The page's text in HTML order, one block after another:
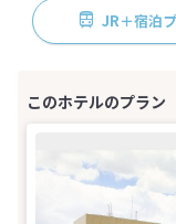
JR＋宿泊